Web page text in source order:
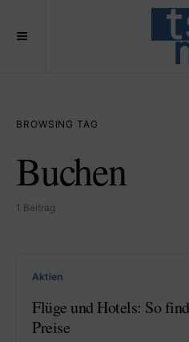
BROWSING TAG
Buchen
1 Beitrag
Aktien
Flüge und Hotels: So
Preise